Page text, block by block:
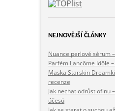
NEJNOVĚJŠÍ ČLÁNKY
Nuance perlové sérum
Parfém Lancôme Idôle
Maska Starskin
recenze
Jak nechat odrůst ofinu
účesů